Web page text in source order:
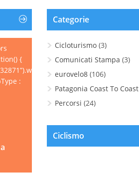
{
:
Categorie
Cicloturismo (3)
Comunicati Stampa (3)
eurovelo8 (106)
Patagonia Coast To Coast
Percorsi (24)
Ciclismo